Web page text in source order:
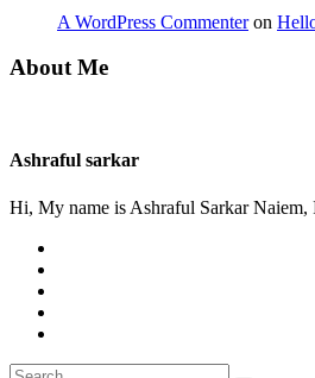
A WordPress Commenteron
About Me
Ashraful sarkar
Hi, My name is Ashraful Sarkar Naiem,